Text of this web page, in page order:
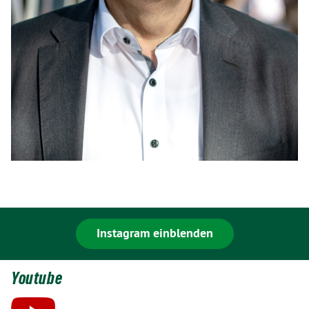
Instagram einblenden
Youtube